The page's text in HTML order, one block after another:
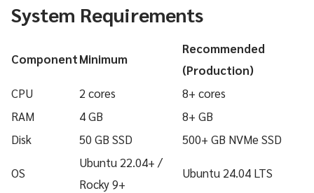
System Requirements
ComponentMinimum
Recommended
(Production)
CPU
2 cores
8+ cores
RAM
4 GB
8+ GB
Disk
50 GB SSD 500+ GB NVMe SSD
OS
Ubuntu 22.04+ /
Rocky 9+
Ubuntu 24.04 LTS